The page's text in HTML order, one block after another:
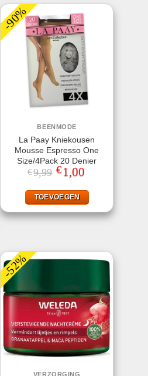
-90%
BEENMODE
La Paay Kniekousen
Mousse Espresso One
Size/4Pack 20 Denier
€9,99 Oorspronkelijke
prijs
€9,99.
€ 1,00Huidige
€1,00.
TOEVOEGEN
-52%
VERZORGING